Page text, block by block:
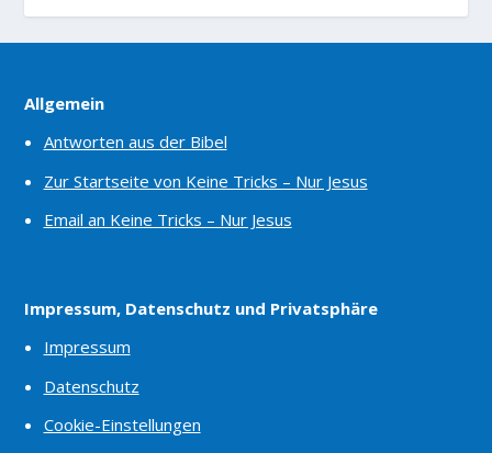
Allgemein
Antworten aus der Bibel
Zur Startseite von Keine Tricks – Nur Jesus
Email an Keine Tricks – Nur Jesus
Impressum, Datenschutz und Privatsphäre
Impressum
Datenschutz
Cookie-Einstellungen